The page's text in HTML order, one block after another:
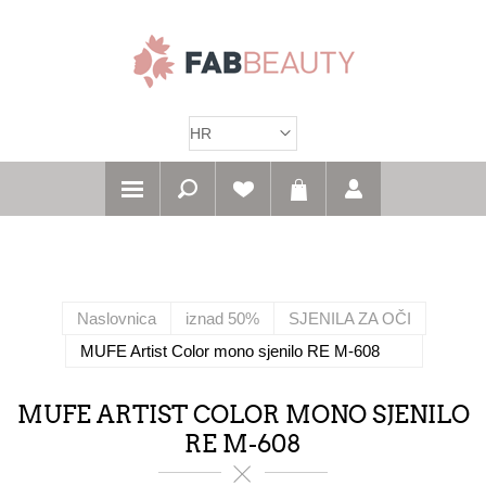
Naslovnica iznad 50%
SJENILA ZA OČI
MUFE Artist Color mono sjenilo RE M-608
MUFE ARTIST COLOR MONO SJENILO
RE M-608